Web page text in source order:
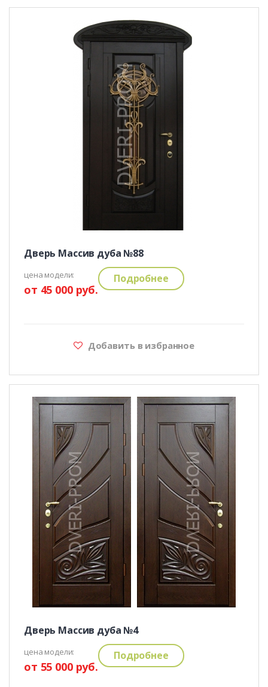
Дверь Массив дуба №88
цена модели:
от 45 000 руб.
Подробнее
Добавить в избранное
Дверь Массив дуба №4
цена модели:
от 55 000 руб.
Подробнее